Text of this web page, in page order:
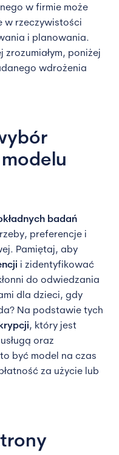
w firmie może
w rzeczywistości
i planowania.
poniżej
wdrożenia
badań
preferencje i
Pamiętaj, aby
i zidentyfikować
do odwiedzania
dla dzieci, gdy
Na podstawie tych
, który jest
oraz
być model na czas
za użycie lub